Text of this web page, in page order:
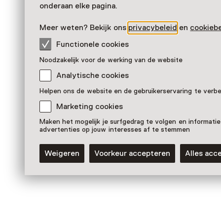
onderaan elke pagina.
Meer weten? Bekijk ons privacybeleid en
Functionele cookies
Noodzakelijk voor de werking van de website
Analytische cookies
Helpen ons de website en de gebruikerservaring te
Marketing cookies
Maken het mogelijk je surfgedrag te volgen en
advertenties op jouw interesses af te stemmen
Weigeren Voorkeur accepteren Alles
Tentoonstelling
Benedikte Bjerre | When the Wind
Blows
T/m 1 november van 10:00 tot 17:00